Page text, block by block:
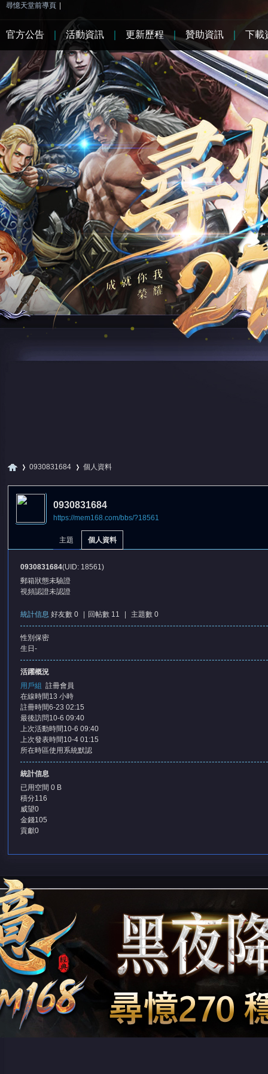
尋憶天堂前導頁
堂
0930831684
›
個人資料
0930831684
https://mem168.com/bbs/?18561
主題 個人資料
0930831684(UID: 18561)
郵箱狀態未驗證
視頻認證未認證
統計信息 好友數 0 回帖數 11 主題數 0
性別 保密
生日 -
活躍概況
用戶組 註冊會員
在線時間 13 小時
註冊時間6-23 02:15
最後訪問10-6 09:40
上次活動時間 10-6 09:40
上次發表時間 10-4 01:15
所在時區使用系統默認
統計信息
已用空間 0 B
積分116
威望0
金錢105
貢獻0